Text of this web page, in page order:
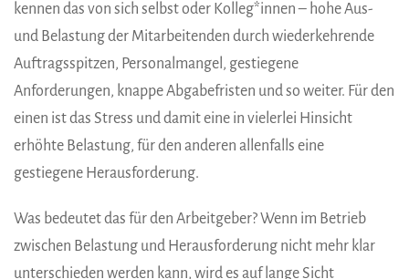
kennen das von sich selbst oder Kolleg*innen – hohe Aus-
und Belastung der Mitarbeitenden durch wiederkehrende
Auftragsspitzen, Personalmangel, gestiegene
Anforderungen, knappe Abgabefristen und so weiter. Für den
einen ist das Stress und damit eine in vielerlei Hinsicht
erhöhte Belastung, für den anderen allenfalls eine
gestiegene Herausforderung.
Was bedeutet das für den Arbeitgeber? Wenn im Betrieb
zwischen Belastung und Herausforderung nicht mehr klar
unterschieden werden kann, wird es auf lange Sicht